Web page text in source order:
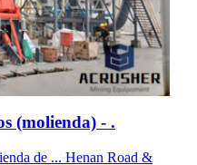
(molienda) - .
de ... Henan Road &